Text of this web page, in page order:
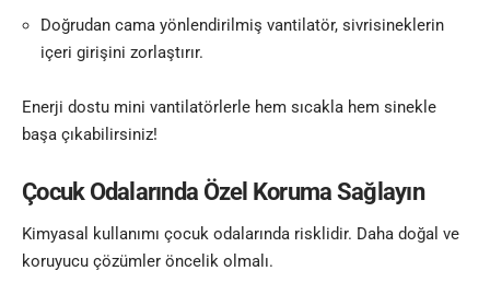
Doğrudan cama yönlendirilmiş vantilatör, sivrisineklerin
içeri girişini zorlaştırır.
Enerji dostu mini vantilatörlerle hem sıcakla hem sinekle
başa çıkabilirsiniz!
Çocuk Odalarında Özel Koruma Sağlayın
Kimyasal kullanımı çocuk odalarında risklidir. Daha doğal ve
koruyucu çözümler öncelik olmalı.